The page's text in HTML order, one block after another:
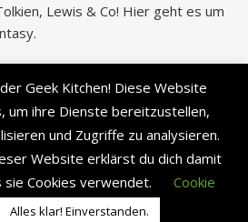
Lewis & Co! Hier geht es um
geeksantiques.de? Alle
hier!
by Lisa Carina Immel
von WP Royal.
Geek Kitchen! Diese Website
um ihre Dienste bereitzustellen,
und Zugriffe zu analysieren.
Website erklärst du dich damit
Cookies verwendet.
Cookie
Alles klar! Einverstanden.